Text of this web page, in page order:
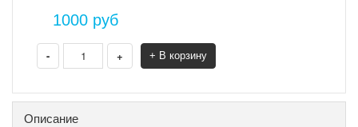
1000 руб
- + + В корзину
Описание